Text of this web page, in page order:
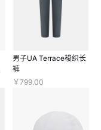
男子UA Terrace梭织长
裤
￥799.00